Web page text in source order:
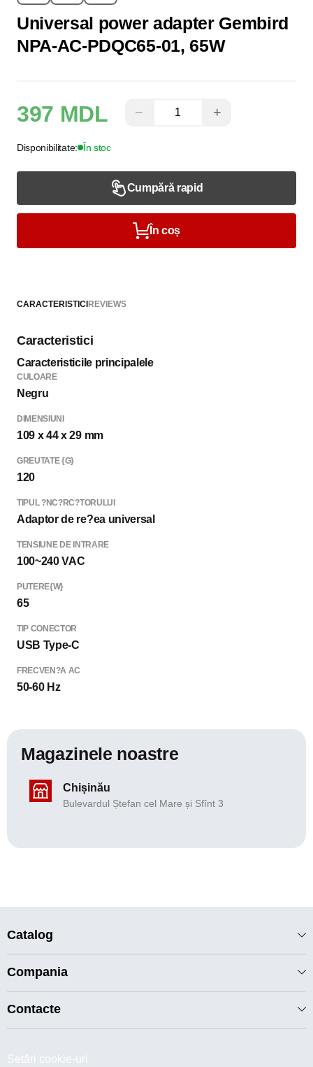
Universal power adapter Gembird
NPA-AC-PDQC65-01, 65W
397 MDL − +
Disponibilitate: În stoc
Cumpără rapid
În coș
CARACTERISTICIREVIEWS
Caracteristici
Caracteristicile principalele
CULOARE
Negru
DIMENSIUNI
109 x 44 x 29 mm
GREUTATE {G}
120
TIPUL ?NC?RC?TORULUI
Adaptor de re?ea universal
TENSIUNE DE INTRARE
100~240 VAC
PUTERE{W}
65
TIP CONECTOR
USB Type-C
FRECVEN?A AC
50-60 Hz
Magazinele noastre
Chișinău
Bulevardul Ștefan cel Mare și Sfînt 3
Catalog
Compania
Contacte
Setări cookie-uri